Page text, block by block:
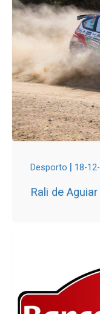
Desporto | 18-
Rali de